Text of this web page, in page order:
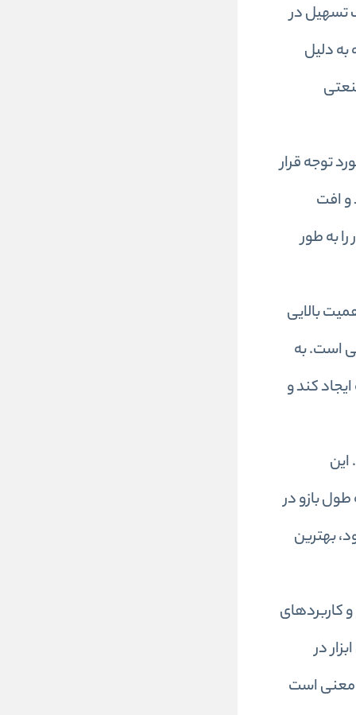
تسهیل در
دلیل
توجه قرار
و افت
به طور
بالایی
است. به
کند و
متغیر است. این
بازو در
بهترین
تنوع و کاربردهای
در
معنی است